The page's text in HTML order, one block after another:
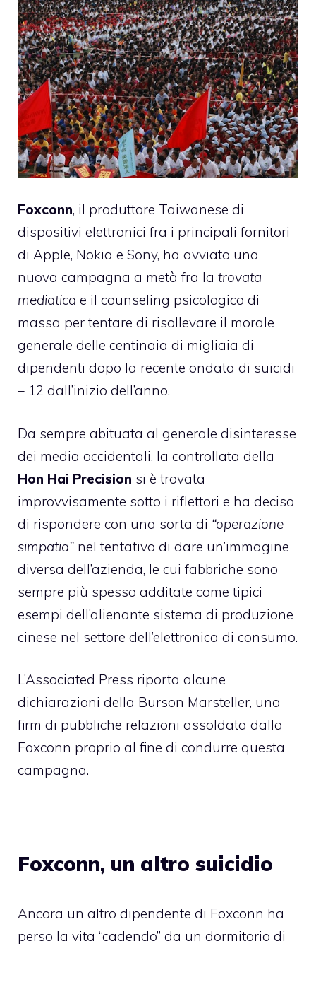
Foxconn, il produttore Taiwanese di
dispositivi elettronici fra i principali fornitori
di Apple, Nokia e Sony, ha avviato una
nuova campagna a metà fra la trovata
mediatica e il counseling psicologico di
massa per tentare di risollevare il morale
generale delle centinaia di migliaia di
dipendenti dopo la recente ondata di suicidi
– 12 dall’inizio dell’anno.
Da sempre abituata al generale disinteresse
dei media occidentali, la controllata della
Hon Hai Precision si è trovata
improvvisamente sotto i riflettori e ha deciso
di rispondere con una sorta di “operazione
simpatia” nel tentativo di dare un’immagine
diversa dell’azienda, le cui fabbriche sono
sempre più spesso additate come tipici
esempi dell’alienante sistema di produzione
cinese nel settore dell’elettronica di consumo.
L’Associated Press riporta alcune
dichiarazioni della Burson Marsteller, una
firm di pubbliche relazioni assoldata dalla
Foxconn proprio al fine di condurre questa
campagna.
Foxconn, un altro suicidio
Ancora un altro dipendente di Foxconn ha
perso la vita “cadendo” da un dormitorio di